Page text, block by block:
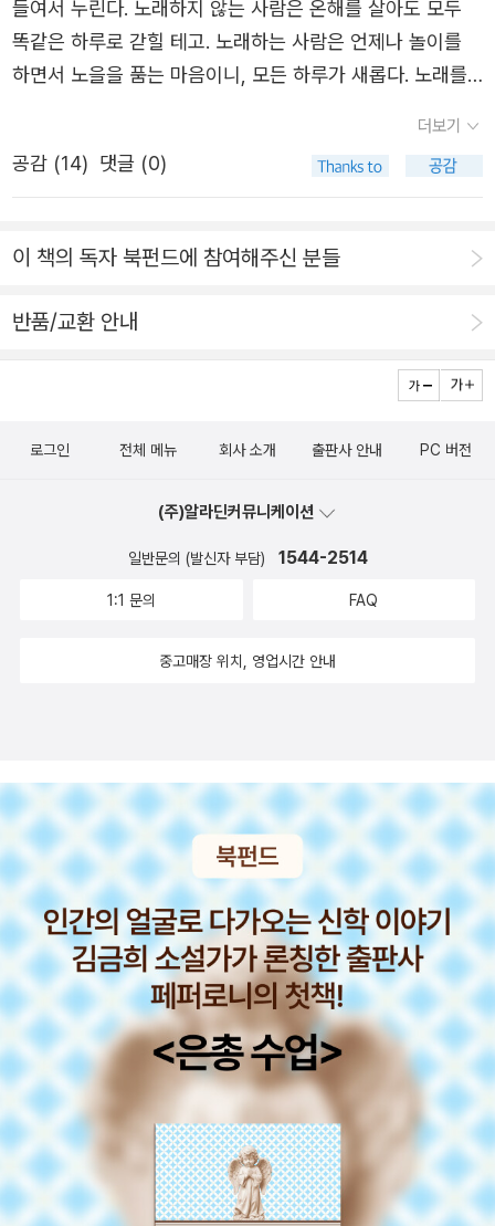
드리는 물과 햇빛만큼이나 필수적이라 느꼈던 것들, 즉 시와
언어의 구조를 아이들에게 주었다." 1977년, 현대언어학회
회의에서 한 여성이 일어나 도전적으로 발언했다. "나는 흑
인 레즈비언 페미니스트 문학 평론가입니다. 이런 존재로 살
고 또 살아남아 이야기를 전하는 게 가능한지 궁금합니다."
청중석에 앉아 있던 오드리 로드는 바버라의 이 질문에 대한
신화(Biomythography)"라는 실험적인 형식으로 쓰인 이
첫사랑이었던 제너비브가 그랬듯 살아남아 이야기를 전하지
만들어냈다." "자미(Zami)"는 오드리의 뿌리가 닿아 있는
들"을 뜻한다. "당신의 공동체는 당신이 만드는 거예요"라는
= 자매들과 끊임없이 영향을 주고받았다. 오드리 로드 연구
자이자 흑인 페미니즘 전문가인 저자 검스는 오드리 로드와
게 개인적인 범위에서 전 지구적인 범위로 뿌리를 뻗어갔는
자 흑인 페미니스트 시인 준 조던이 즉각 입장을 표명했다.
"에이드리언에게, 나는 공개적으로 답한다. 당신이 명백하게
보여준 페미니즘의 정의는 지구를 멸망의 위협으로 밀어넣
는 백인 남성들과 구분되지 않는다… 나는 당신을 '우리' 안
에 포함하지 않는다." 리치와 조던 둘 모두와 절친했던 오드
리 로드는 조던을 적극적으로 지지하지 않았고, (공개적으로
충돌했던 조던과 리치는 정작 관계를 회복했음에도) 조던과
죽을 때까지 관계를 회복하지 못했다. 허리케인, 화산, 돌바
닥을 지나… 영원한 빛이 된 오드리 로드의 삶 열다섯에 쓴
시에서 "낮이 오기까지 몇 개의 밤이 필요할까?"라고 질문했
던, 어둠을 두려워하던 소녀는 변화무쌍하며 혼란한 바람의
여신 오야의 딸로 자라나 허리케인처럼, 블랙홀처럼 모든 것
을 삶으로 끌어들였다. "내게 무슨 일이 일어나든, 시간과 공
간 속에서 내 최고의 노력, 희망, 그리고 욕망 들이 하나로
들여서 누린다. 노래하지 않는 사람은 온해를 살아도 모두
똑같은 하루로 갇힐 테고. 노래하는 사람은 언제나 놀이를
하면서 노을을 품는 마음이니, 모든 하루가 새롭다. 노래를
이든 저녁노을이든 안 쳐다보는 터라, 언제나 낡아가고 늙어
가는구나 싶다.“고양이는 먹을 수도 없는데 도토리를 줍는
필요 없어여! 그저 명예만이 있을 뿐!” ‘착한 일을 했더니 기
분이 좋네여. 오늘 간식은 최선을 다해서 프리미엄 달라고
에는 ‘오른쪽’에 서던 사람들이 ‘극좌’라고 빨간띠를 붙이면
서 따돌리고 괴롭히고 죽이기까지 했다. 오늘날에는 ‘왼쪽’에
선다고 여기는 사람들이 ‘극우’라고 빨간띠를 붙이면서 예전
사납게 춤추던 칼부림을 치워낸 자리라면, 이제는 서로 어깨
꿈’이라는 ‘함께살림·함께살기’로 나아갈 노릇이지 않을까?
왼쪽은 왼쪽이고 오른쪽은 오른쪽이다. 우리 몸에서 왼손만
다가는 ‘외눈·외곬’이라 여긴다. 왼다리와 오른다리를 나란히
른쪽이네” 하고 받아들이면서, 더 자주 만나서 ‘이야기(대
화)’를 할 일이다. ‘함께’를 바라보면서 왼오른발을 함께 쓸
노릇이다. ‘함께’를 헤아리면서 왼오른손을 함께 다룰 노릇이
다. ‘두손모아’ 고요히 바랄 수 있다. ‘손모아’ 참하게 그릴 수
있다.“움푹이가 모른다 해도 손가락여우는, 아니 콩알개는
그 아이의 집안을 기억하고 있어서 그 애 주변을 맴돌고 있
을지도 몰라.” “그래, 맞아.” “결국 우리 생각이 그만큼 빗나
갔다는 얘기야.” 《콩알만한 작은 개》 156쪽 오른무리가 왼
무리를 함부로 따지고 재고 자르는 짓은 멍청했다. 왼무리가
오른무리를 깔보고 얕보고 모자라다고 놀리거나 손가락질하
는 짓도 멍청하다. 누가 더 잘못했다거나, 누구야말로 말썽
거리라고 끊거나 가를 일이 아니다. 이쪽 삿대질이건 저쪽
더보기
공감 (14) 댓글 (0)
이 책의 독자 북펀드에 참여해주신 분들
반품/교환 안내
로그인 전체 메뉴 회사 소개 출판사 안내 PC 버전
(주)알라딘커뮤니케이션
일반문의 (발신자 부담) 1544-2514
1:1 문의 FAQ
중고매장 위치, 영업시간 안내